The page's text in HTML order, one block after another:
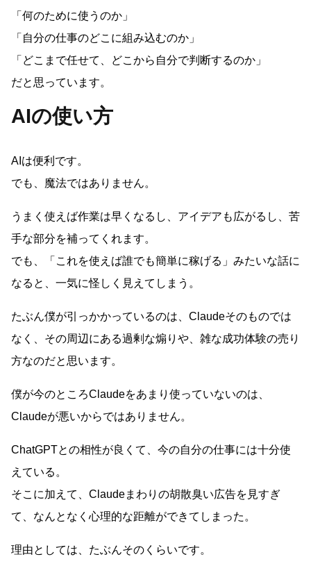
「何のために使うのか」
「自分の仕事のどこに組み込むのか」
「どこまで任せて、どこから自分で判断するのか」
だと思っています。
AIの使い方
AIは便利です。
でも、魔法ではありません。
うまく使えば作業は早くなるし、アイデアも広がるし、苦
手な部分を補ってくれます。
でも、「これを使えば誰でも簡単に稼げる」みたいな話に
なると、一気に怪しく見えてしまう。
たぶん僕が引っかかっているのは、Claudeそのものでは
なく、その周辺にある過剰な煽りや、雑な成功体験の売り
方なのだと思います。
僕が今のところClaudeをあまり使っていないのは、
Claudeが悪いからではありません。
ChatGPTとの相性が良くて、今の自分の仕事には十分使
えている。
そこに加えて、Claudeまわりの胡散臭い広告を見すぎ
て、なんとなく心理的な距離ができてしまった。
理由としては、たぶんそのくらいです。